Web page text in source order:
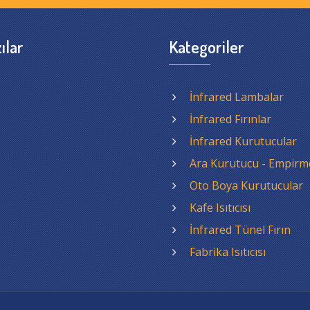
Kategoriler
İnfrared Lambalar
İnfrared Fırınlar
İnfrared Kurutucular
Ara Kurutucu -
Oto Boya Kurutucular
Kafe Isıtıcısı
İnfrared Tünel Fırın
Fabrika Isıtıcısı